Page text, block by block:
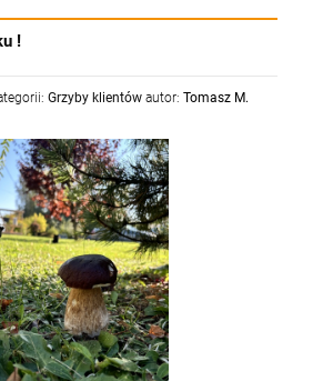
!
Grzyby klientów autor: Tomasz M.